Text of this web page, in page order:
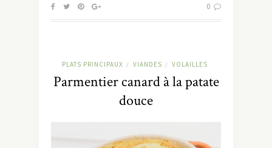
0
PLATS PRINCIPAUX / VIANDES / VOLAILLES
Parmentier canard à la patate
douce